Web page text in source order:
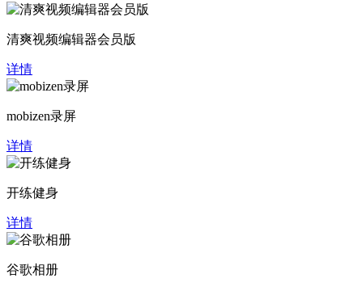
清爽视频编辑器会员版
详情
mobizen录屏
详情
开练健身
详情
谷歌相册